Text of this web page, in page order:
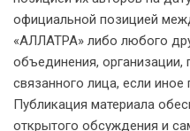
официальной позицией
«АЛЛАТРА» либо любого
объединения, организации,
связанного лица, если
Публикация материала
открытого обсуждения и